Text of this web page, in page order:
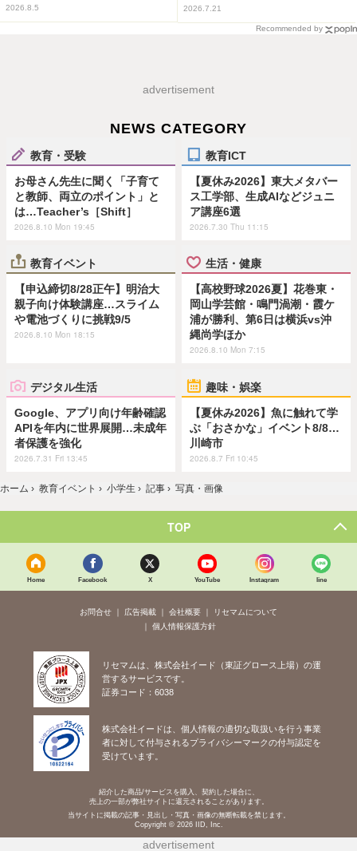
2026.8.5 2026.7.21
Recommended by
advertisement
NEWS CATEGORY
教育・受験
お母さん先生に聞く「子育て
と教師、両立のポイント」と
は…Teacher’s［Shift］
2026.8.10 Mon 19:45
教育ICT
【夏休み2026】東大メタバー
ス工学部、生成AIなどジュニ
ア講座6選
2026.7.30 Thu 11:15
教育イベント
【申込締切8/28正午】明治大
親子向け体験講座…スライム
や電池づくりに挑戦9/5
2026.8.10 Mon 18:15
生活・健康
【高校野球2026夏】花巻東・
岡山学芸館・鳴門渦潮・霞ケ
浦が勝利、第6日は横浜vs沖
縄尚学ほか
2026.8.10 Mon 7:15
デジタル生活
Google、アプリ向け年齢確認
APIを年内に世界展開…未成年
者保護を強化
2026.7.31 Fri 13:45
趣味・娯楽
【夏休み2026】魚に触れて学
ぶ「おさかな」イベント8/8…
川崎市
2026.8.7 Fri 10:45
ホーム › 教育イベント › 小学生 › 記事 › 写真・画像
TOP
Home Facebook X YouTube Instagram line
お問合せ 広告掲載 会社概要
リセマムについて
個人情報保護方針
リセマムは、株式会社イード（東証グロース上場）の運
営するサービスです。
証券コード：6038
株式会社イードは、個人情報の適切な取扱いを行う事業
者に対して付与されるプライバシーマークの付与認定を
受けています。
紹介した商品/サービスを購入、契約した場合に、
売上の一部が弊社サイトに還元されることがあります。
当サイトに掲載の記事・見出し・写真・画像の無断転載を禁じます。
Copyright © 2026 IID, Inc.
advertisement